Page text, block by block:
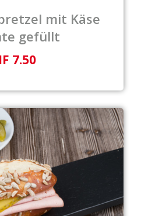
mit Käse
gefüllt
7.50